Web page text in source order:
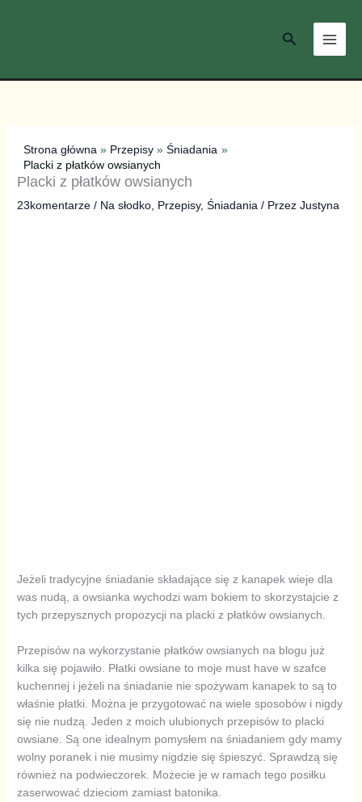
Szukaj
Strona główna Przepisy
Śniadania
Placki z płatków owsianych
Placki z płatków owsianych
23komentarze / Na słodko Przepisy,Śniadania / PrzezJustyna
Jeżeli tradycyjne śniadanie składające się z kanapek wieje dla
was nudą, a owsianka wychodzi wam bokiem to skorzystajcie z
tych przepysznych propozycji na placki z płatków owsianych.
Przepisów na wykorzystanie płatków owsianych na blogu już
kilka się pojawiło. Płatki owsiane to moje must have w szafce
kuchennej i jeżeli na śniadanie nie spożywam kanapek to są to
właśnie płatki. Można je przygotować na wiele sposobów i nigdy
się nie nudzą. Jeden z moich ulubionych przepisów to placki
owsiane. Są one idealnym pomysłem na śniadaniem gdy mamy
wolny poranek i nie musimy nigdzie się śpieszyć. Sprawdzą się
również na podwieczorek. Możecie je w ramach tego posiłku
zaserwować dzieciom zamiast batonika.